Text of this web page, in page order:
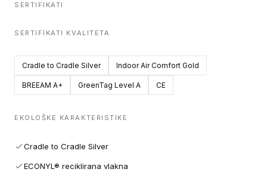
SERTIFIKATI
SERTIFIKATI KVALITETA
Cradle to Cradle Silver Indoor Air Comfort Gold
BREEAM A+ GreenTag Level A CE
EKOLOŠKE KARAKTERISTIKE
Cradle to Cradle Silver
ECONYL® reciklirana vlakna